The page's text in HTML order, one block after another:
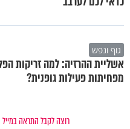
גוף ונפש
אשליית ההרזיה: למה זריקות
מפחיתות פעילות גופנית?
רוצה לקבל התראה